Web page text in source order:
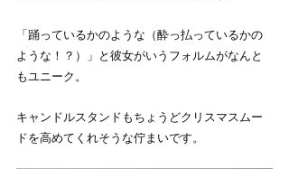
「踊っているかのような（酔っ払っているかの
ような！？）」と彼女がいうフォルムがなんと
もユニーク。
キャンドルスタンドもちょうどクリスマスムー
ドを高めてくれそうな佇まいです。